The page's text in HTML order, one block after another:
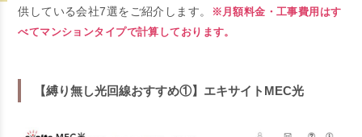
供している会社7選をご紹介します。
※月額料金・工事費用はす
べてマンションタイプで計算しております。
【縛り無し光回線おすすめ①】エキサイトMEC光